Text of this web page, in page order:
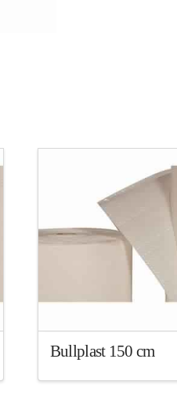
Bullplast 150 cm